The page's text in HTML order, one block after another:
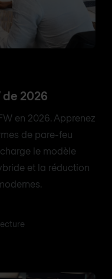
de 2026
en 2026. Apprenez
de pare-feu
le modèle
et la réduction